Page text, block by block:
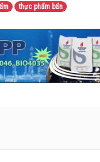
thực phẩm bẩn